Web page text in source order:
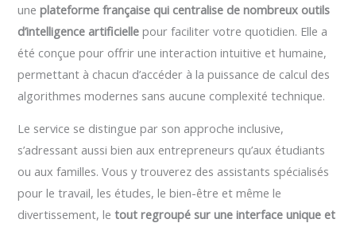
uneplateforme française qui centralise de nombreux outils
d’intelligence artificielle pour faciliter votre quotidien. Elle a
été conçue pour offrir une interaction intuitive et humaine,
permettant à chacun d’accéder à la puissance de calcul des
algorithmes modernes sans aucune complexité technique.
Le service se distingue par son approche inclusive,
s’adressant aussi bien aux entrepreneurs qu’aux étudiants
ou aux familles. Vous y trouverez des assistants spécialisés
pour le travail, les études, le bien-être et même le
divertissement, letout regroupé sur une interface unique et